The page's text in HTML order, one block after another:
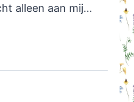
alleen aan mij…